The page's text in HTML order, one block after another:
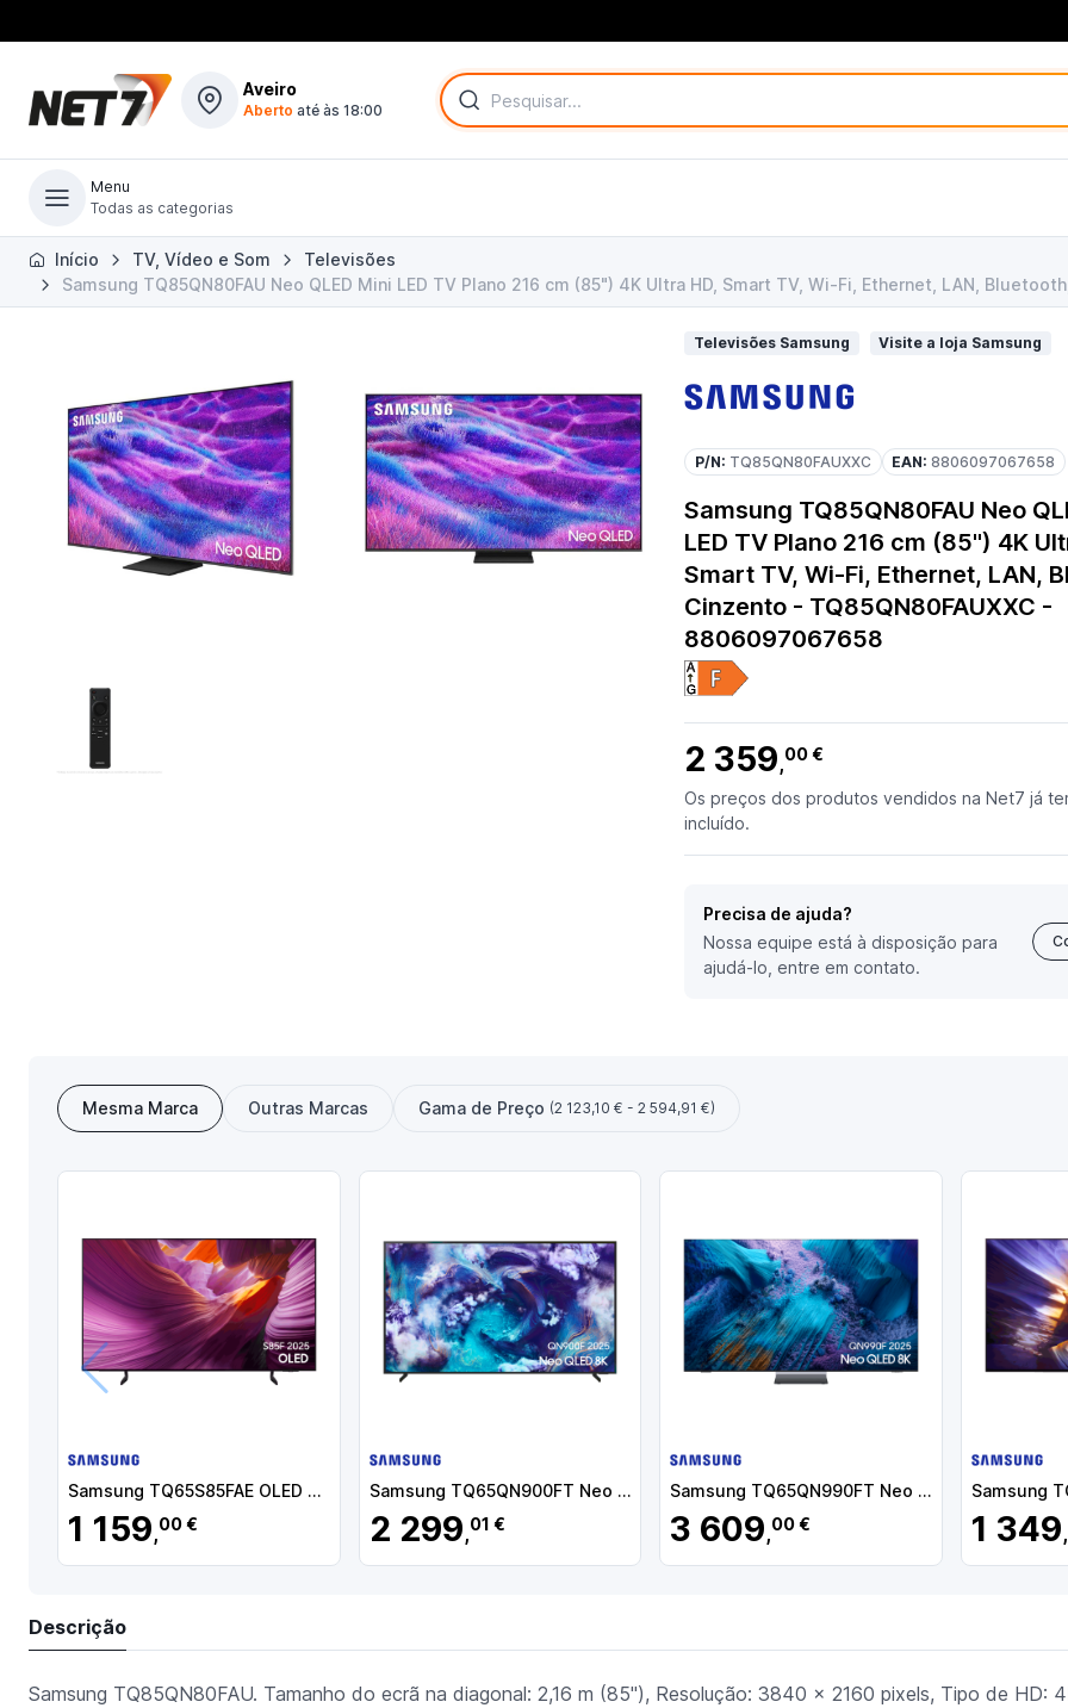
Aveiro
Aberto até às 18:00
Menu
Todas as categorias
Todas as categorias
Início TV, Vídeo e Som
Televisões
Samsung TQ85QN80FAU Neo QLED Mini LED TV Plano 216 cm (85") 4K Ultra HD, Smart TV, Wi-Fi, Ethernet, LAN,
Televisões Samsung Visite a loja Samsung
P/N: TQ85QN80FAUXXC EAN: 8806097067658
Samsung TQ85QN80FAU Neo
LED TV Plano 216 cm (85") 4K
Smart TV, Wi-Fi, Ethernet, LAN,
Cinzento - TQ85QN80FAUXXC -
8806097067658
2 359,00 €
Os preços dos produtos vendidos na Net7 já
incluído.
Precisa de ajuda?
Nossa equipe está à disposição para
ajudá-lo, entre em contato.
Mesma Marca Outras Marcas Gama de Preço (2 123,10 € - 2 594,91 €)
Anterior
Samsung TQ65S85FAE OLED TV Plano 165,1 cm (65") 4K Ultra HD, Smart TV, Wi-Fi, Ethernet, Bluetooth, Preto - TQ65S85FAEXXC - 8806097057512
1 159,00 €
Samsung TQ65QN900FT Neo QLED Mini LED TV Plano 165,1 cm (65") 8K Ultra HD, Smart TV, Wi-Fi, Ethernet, LAN, Bluetooth, Preto - TQ65QN900FTXXC - 8806097068396
2 299,01 €
Samsung TQ65QN990FT Neo QLED Mini LED TV Plano 165,1 cm (65") 8K Ultra HD, Smart TV, Wi-Fi, Ethernet, LAN, Bluetooth, Preto - TQ65QN990FTXXC - 8806097091288
3 609,00 € 1 349,
Descrição
Samsung TQ85QN80FAU. Tamanho do ecrã na diagonal: 2,16 m (85"), Resolução: 3840 x 2160 pixels, Tipo de HD: